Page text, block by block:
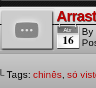
Abr
16
By
└ Tags: chinês, só